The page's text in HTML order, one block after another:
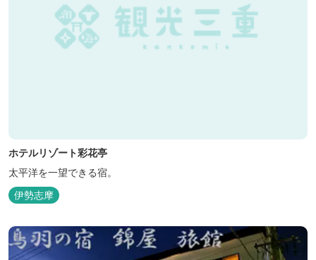
ホテルリゾート彩花亭
太平洋を一望できる宿。
伊勢志摩